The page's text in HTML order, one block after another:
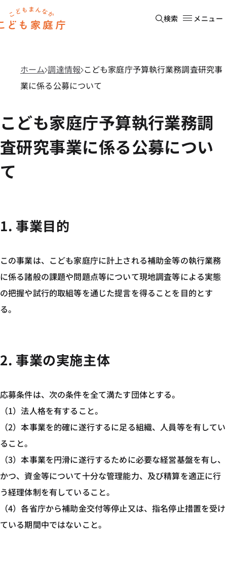
本文へ移動
検索 メニュー
ホーム 調達情報 こども家庭庁予算執行業務調査研究事
業に係る公募について
こども家庭庁予算執行業務調
査研究事業に係る公募につい
て
1. 事業目的
この事業は、こども家庭庁に計上される補助金等の執行業務
に係る諸般の課題や問題点等について現地調査等による実態
の把握や試行的取組等を通じた提言を得ることを目的とす
る。
2. 事業の実施主体
応募条件は、次の条件を全て満たす団体とする。
（1）法人格を有すること。
（2）本事業を的確に遂行するに足る組織、人員等を有してい
ること。
（3）本事業を円滑に遂行するために必要な経営基盤を有し、
かつ、資金等について十分な管理能力、及び精算を適正に行
う経理体制を有していること。
（4）各省庁から補助金交付等停止又は、指名停止措置を受け
ている期間中ではないこと。